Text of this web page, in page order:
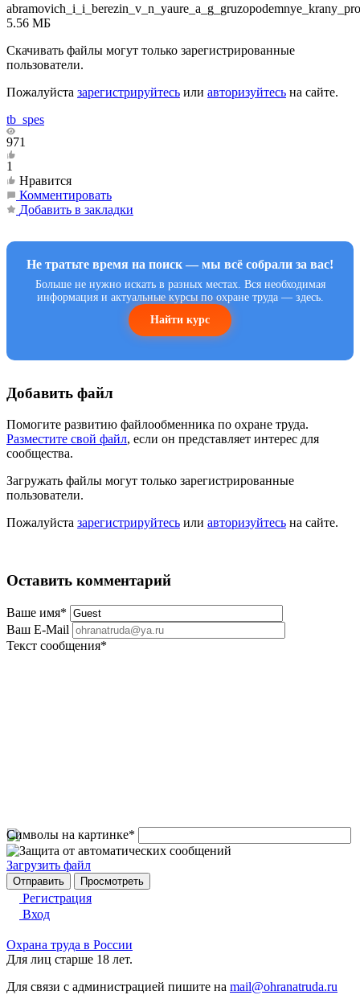
5.56 МБ
Скачивать файлы могут только зарегистрированные
пользователи.
Пожалуйста зарегистрируйтесь или авторизуйтесь на сайте.
tb_spes
971
1
Нравится
Комментировать
Добавить в закладки
Не тратьте время на поиск — мы всё собрали за вас!
Больше не нужно искать в разных местах. Вся необходимая
информация и актуальные курсы по охране труда — здесь.
Найти курс
Добавить файл
Помогите развитию файлообменника по охране труда.
Разместите свой файл, если он представляет интерес для
сообщества.
Загружать файлы могут только зарегистрированные
пользователи.
Пожалуйста зарегистрируйтесь или авторизуйтесь на сайте.
Оставить комментарий
Ваше имя*
Ваш E-Mail
Текст сообщения*
Символы на картинке*
Загрузить файл
Регистрация
Вход
Охрана труда в России
Для лиц старше 18 лет.
Для связи с администрацией пишите на mail@ohranatruda.ru